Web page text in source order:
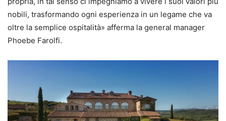
nobili, trasformando ogni esperienza in un legame che va
oltre la semplice ospitalità» afferma la general manager
Phoebe Farolfi.